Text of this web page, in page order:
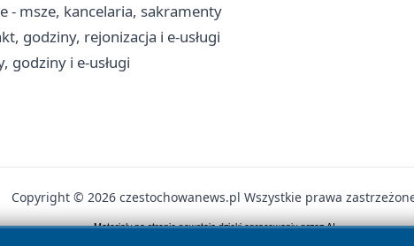
- msze, kancelaria, sakramenty
godziny, rejonizacja i e-usługi
godziny i e-usługi
Copyright © 2026 czestochowanews.pl Wszystkie prawa